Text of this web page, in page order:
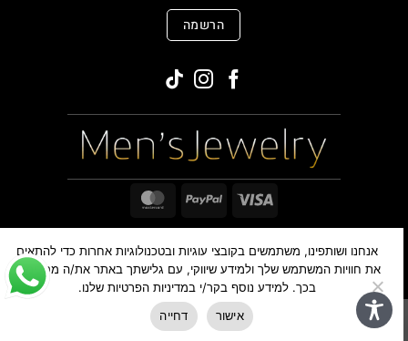
הרשמה
Visa
PayPal
כל הזכויות שמורות © MensJewelry,2026
אנחנו ושותפינו, משתמשים בקובצי עוגיות ובטכנולוגיות אחרות כדי להתאים
את חוויות המשתמש שלך ולמידע שיווקי, עם גלישתך באתר את/ה מסכימים
בכך. למידע נוסף בקר/י במדיניות הפרטיות שלנו.
אישור
דחייה